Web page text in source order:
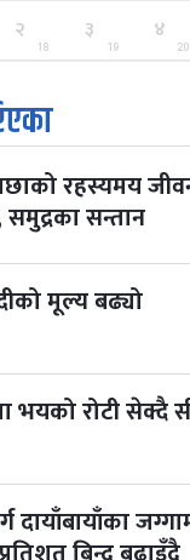
Mar 9, 2027
Mar 21, 2027
Mar 22, 2027
२
18
३
19
४
20
रहस्यमय
समुद्रका सन्तान
मूल्य बढ्यो
भयको रोटी सेक्दै
दायाँबायाँका